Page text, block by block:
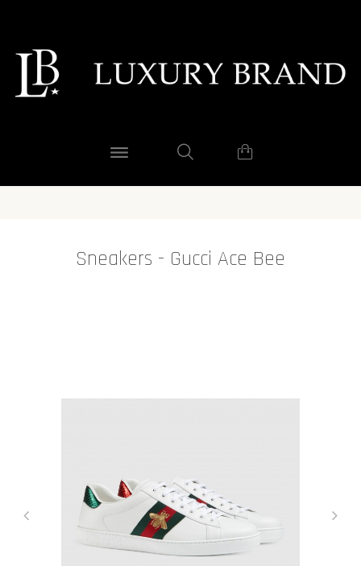
Sneakers - Gucci Ace Bee